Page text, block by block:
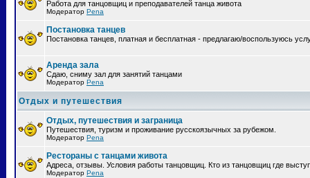
Работа для танцовщиц и преподавателей танца живота
Модератор Pena
Постановка танцев
Постановка танцев, платная и бесплатная - предлагаю/воспользуюсь
Аренда зала
Сдаю, сниму зал для занятий танцами
Модератор Pena
Отдых и путешествия
Отдых, путешествия и заграница
Путешествия, туризм и проживание русскоязычных за рубежом.
Модератор Pena
Рестораны с танцами живота
Адреса, отзывы. Условия работы танцовщиц. Кто из танцовщиц где
Модератор Pena